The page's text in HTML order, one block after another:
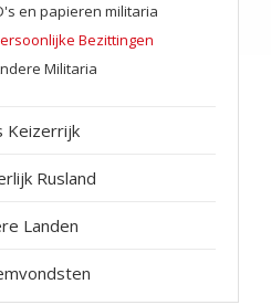
en papieren militaria
Bezittingen
Militaria
Keizerrijk
Rusland
Landen